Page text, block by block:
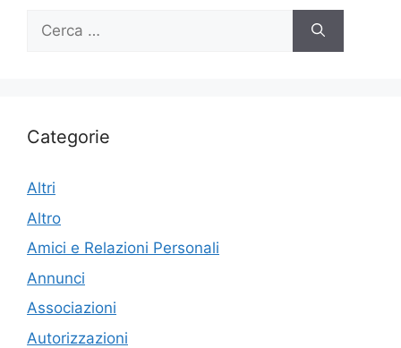
Ricerca
Categorie
Altri
Altro
Amici e Relazioni Personali
Annunci
Associazioni
Autorizzazioni